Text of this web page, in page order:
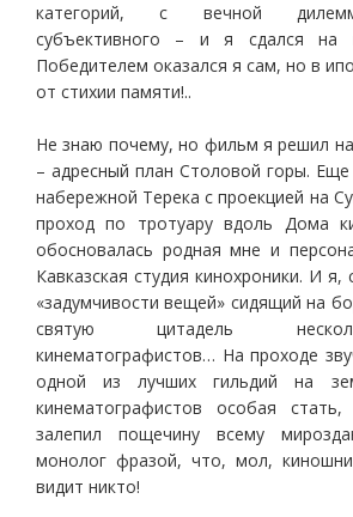
категорий, с вечной
субъективного – и я сдался на
Победителем оказался я сам, но в
от стихии памяти!..
Не знаю почему, но фильм я решил
– адресный план Столовой горы.
набережной Терека с проекцией на
проход по тротуару вдоль Дома
обосновалась родная мне и
Кавказская студия кинохроники. И
«задумчивости вещей» сидящий на
святую цитадель
кинематографистов… На проходе
одной из лучших гильдий на
кинематографистов особая
залепил пощечину всему
монолог фразой, что, мол,
видит никто!